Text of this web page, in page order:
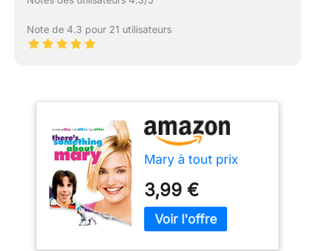
Note de 4.3 pour 21 utilisateurs
Mary à tout prix
3,99 €